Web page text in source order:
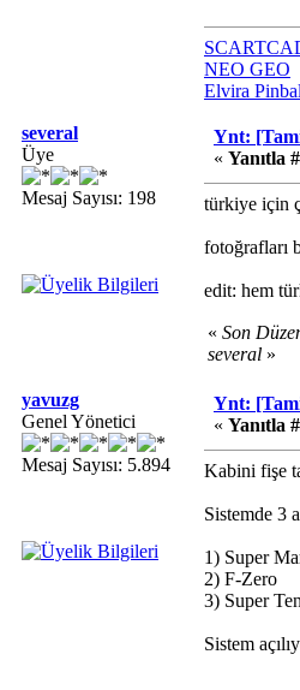
NEO GEO
Elvira
several
Üye
Mesaj Sayısı: 198
Ynt:
« Yanıtla
türkiye için
fotoğrafları
edit: hem
« Son
several »
yavuzg
Genel Yönetici
Mesaj Sayısı: 5.894
Ynt:
« Yanıtla
Kabini fişe
Sistemde 3
1) Super
2) F-Zero
3) Super
Sistem